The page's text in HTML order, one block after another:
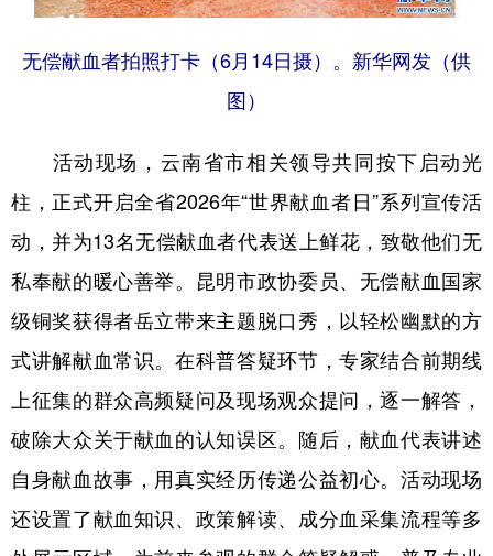
无偿献血者拍照打卡（6月14日摄）。新华网发（供
图）
活动现场，云南省市相关领导共同按下启动光
柱，正式开启全省2026年“世界献血者日”系列宣传活
动，并为13名无偿献血者代表送上鲜花，致敬他们无
私奉献的暖心善举。昆明市政协委员、无偿献血国家
级铜奖获得者岳立带来主题脱口秀，以轻松幽默的方
式讲解献血常识。在科普答疑环节，专家结合前期线
上征集的群众高频疑问及现场观众提问，逐一解答，
破除大众关于献血的认知误区。随后，献血代表讲述
自身献血故事，用真实经历传递公益初心。活动现场
还设置了献血知识、政策解读、成分血采集流程等多